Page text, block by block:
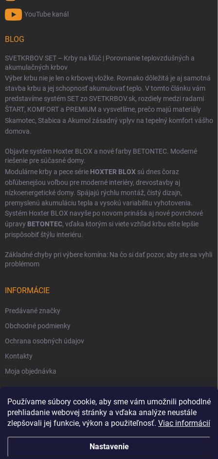
Používame súbory cookie, aby sme vám umožnili pohodlné
prehliadanie webovej stránky a vďaka analýze neustále
zlepšovali jej funkcie, výkon a použiteľnosť. Viac informácií
Nastavenie
YouTube kanál
BLOG
SVETKRBOV SET – Krby na kľúč | Porovnanie teplovzdušných a
akumulačných krbov
Výber krbu nie je len o krbovej vložke. Rovnako dôležitá je aj samotná
stavba krbu a jej schopnosť akumulovať teplo. V tomto článku vám
predstavíme systém SET zo SVETKRBOV.sk, rozdiely medzi radami
ŠTART, KOMFORT a PREMIUM a vysvetlíme, prečo majú materiály
Skamotec, Stabica a Akumol zásadný vplyv na tepelný komfort vášho
domova.
Objavte systém Hoxter BLOX a nové farby BETONTEC. Moderné
riešenie pre súčasné domy.
Modulárne krby a pece série HOXTER BLOX sú dnes čoraz
obľúbenejšou voľbou pre moderné interiéry, drevostavby aj
nízkoenergetické domy. Spájajú rýchlu montáž, čistý dizajn,
premyslenú akumuláciu tepla a vysokú variabilitu vyhotovenia.
Systém Hoxter BLOX navyše po novom prináša aj nové povrchové
úpravy BETONTEC, vďaka ktorým si viete vzhľad krbu ešte lepšie
prispôsobiť štýlu interiéru.
Základné chyby pri výbere komína: Na čo si dať pozor, aby ste sa vyhli
problémom
INFORMÁCIE
Predávané značky
Obchodné podmienky
Ochrana osobných údajov
Kontakty
Moja objednávka